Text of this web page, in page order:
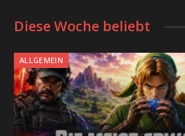
Diese Woche beliebt
ALLGEMEIN